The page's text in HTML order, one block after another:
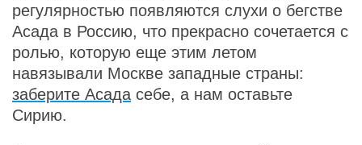
регулярностью появляются слухи о бегстве
Асада в Россию, что прекрасно сочетается с
ролью, которую еще этим летом
навязывали Москве западные страны:
заберите Асада себе, а нам оставьте
Сирию.